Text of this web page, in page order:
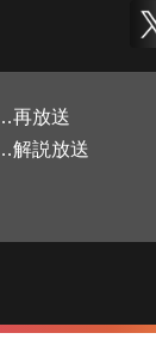
再放送
解説放送